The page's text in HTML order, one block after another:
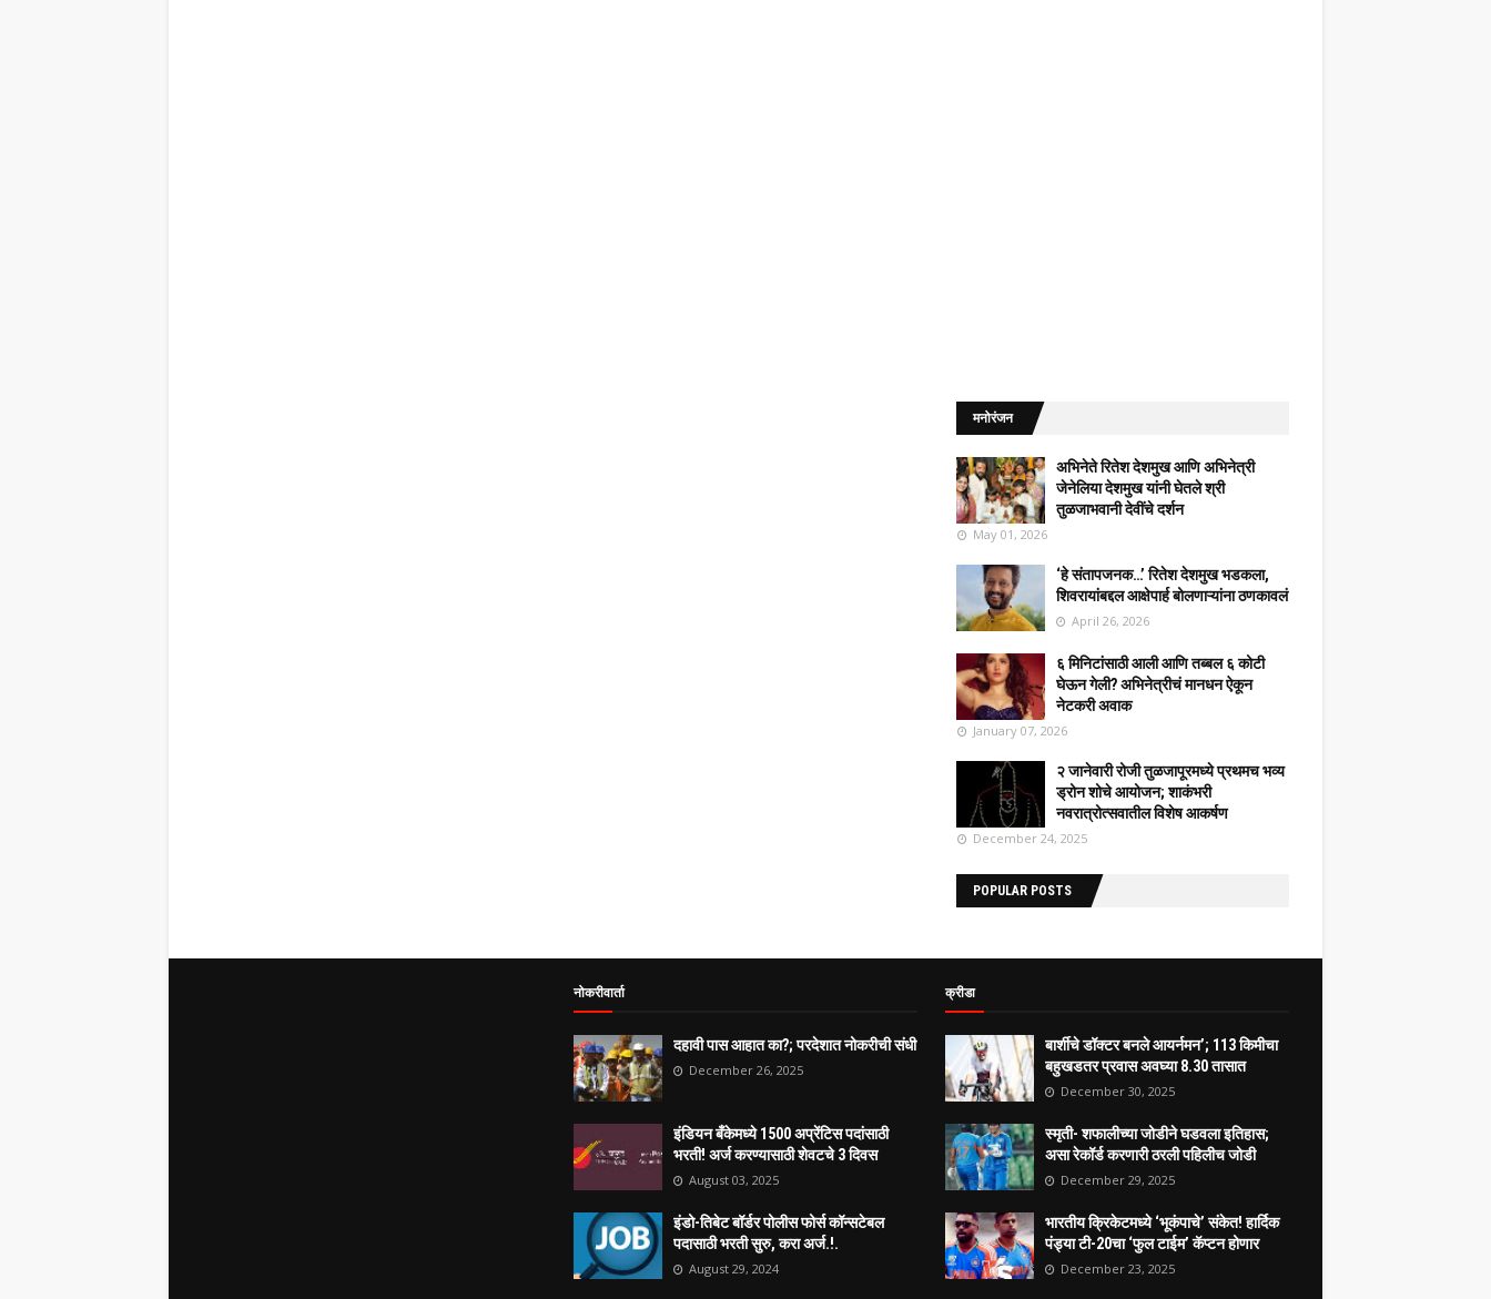
मनोरंजन
अभिनेते रितेश देशमुख आणि अभिनेत्री
जेनेलिया देशमुख यांनी घेतले श्री
तुळजाभवानी देवींचे दर्शन
May 01, 2026
‘हे संतापजनक…’ रितेश देशमुख भडकला,
शिवरायांबद्दल आक्षेपार्ह बोलणाऱ्यांना ठणकावलं
April 26, 2026
६ मिनिटांसाठी आली आणि तब्बल ६ कोटी
घेऊन गेली? अभिनेत्रीचं मानधन ऐकून
नेटकरी अवाक
January 07, 2026
२ जानेवारी रोजी तुळजापूरमध्ये प्रथमच भव्य
ड्रोन शोचे आयोजन; शाकंभरी
नवरात्रोत्सवातील विशेष आकर्षण
December 24, 2025
POPULAR POSTS
नोकरीवार्ता
दहावी पास आहात का?; परदेशात नोकरीची संधी
December 26, 2025
इंडियन बँकेमध्ये 1500 अप्रेंटिस पदांसाठी
भरती! अर्ज करण्यासाठी शेवटचे 3 दिवस
August 03, 2025
इंडो-तिबेट बॉर्डर पोलीस फोर्स कॉन्सटेबल
पदासाठी भरती सुरु, करा अर्ज.!.
August 29, 2024
क्रीडा
बार्शीचे डॉक्टर बनले आयर्नमन’; 113 किमीचा
बहुखडतर प्रवास अवघ्या 8.30 तासात
December 30, 2025
स्मृती- शफालीच्या जोडीने घडवला इतिहास;
असा रेकॉर्ड करणारी ठरली पहिलीच जोडी
December 29, 2025
भारतीय क्रिकेटमध्ये ‘भूकंपाचे’ संकेत! हार्दिक
पंड्या टी-20चा ‘फुल टाईम’ कॅप्टन होणार
December 23, 2025